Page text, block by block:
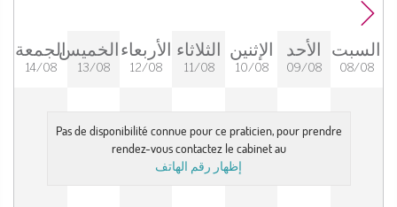
السبت
08/08
الأحد
09/08
الإثنين
10/08
الثلاثاء
11/08
الأربعاء
12/08
الخميس
13/08
الجمعة
14/08
Pas de disponibilité connue pour ce praticien, pour prendre
rendez-vous contactez le cabinet au
إظهار رقم الهاتف